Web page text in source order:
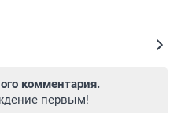
комментария.
первым!